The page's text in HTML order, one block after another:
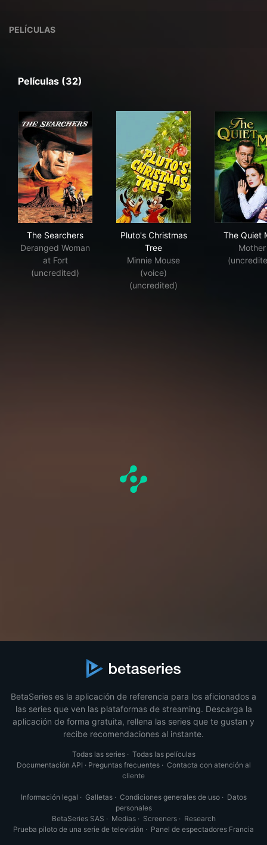
PELÍCULAS
Películas (32)
The Searchers
Deranged Woman
at Fort
(uncredited)
Pluto's Christmas
Tree
Minnie Mouse
(voice)
(uncredited)
The Quiet
Mother
BetaSeries es la aplicación de referencia para los aficionados a
las series que ven las plataformas de streaming. Descarga la
aplicación de forma gratuita, rellena las series que te gustan y
recibe recomendaciones al instante.
Todas las series· Todas las películas
Documentación API · Preguntas frecuentes· Contacta con atención al
cliente
Información legal · Galletas· Condiciones generales de uso· Datos
personales
BetaSeries SAS · Medias· Screeners· Research
Prueba piloto de una serie de televisión · Panel de espectadores Francia